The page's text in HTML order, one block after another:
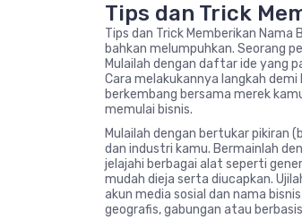
Tips dan Trick
Tips dan Trick Memberikan
bahkan melumpuhkan. Seorang
Mulailah dengan daftar ide yang
Cara melakukannya langkah
berkembang bersama merek
memulai bisnis.
Mulailah dengan bertukar pikiran
dan industri kamu. Bermainlah
jelajahi berbagai alat seperti
mudah dieja serta diucapkan.
akun media sosial dan nama
geografis, gabungan atau